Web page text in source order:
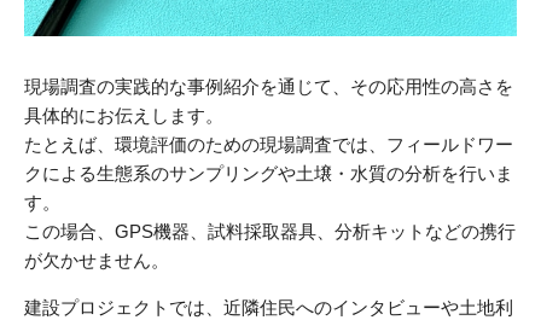
現場調査の実践的な事例紹介を通じて、その応用性の高さを
具体的にお伝えします。
たとえば、環境評価のための現場調査では、フィールドワー
クによる生態系のサンプリングや土壌・水質の分析を行いま
す。
この場合、GPS機器、試料採取器具、分析キットなどの携行
が欠かせません。
建設プロジェクトでは、近隣住民へのインタビューや土地利